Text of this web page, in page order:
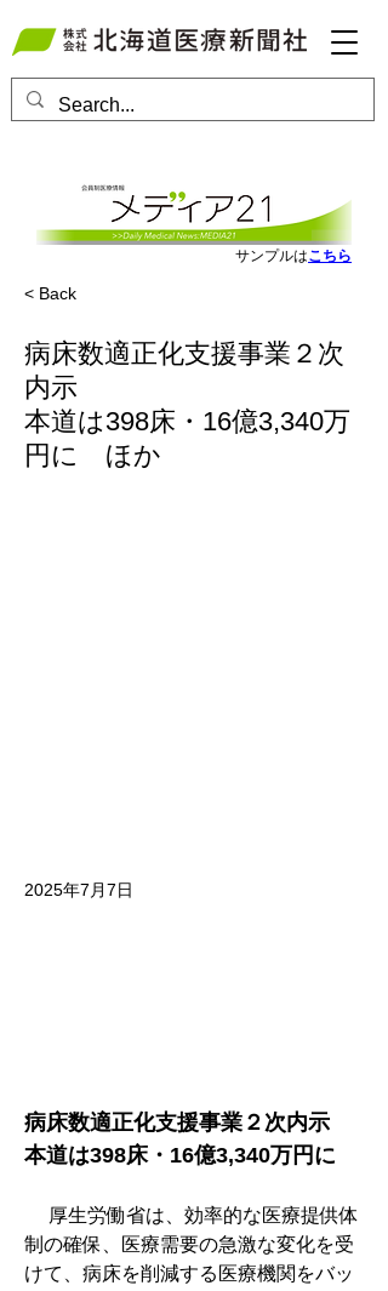
サンプルはこちら
< Back
病床数適正化支援事業２次
内示
本道は398床・16億3,340万
円に ほか
2025年7月7日
病床数適正化支援事業２次内示
本道は398床・16億3,340万円に
厚生労働省は、効率的な医療提供体
制の確保、医療需要の急激な変化を受
けて、病床を削減する医療機関をバッ